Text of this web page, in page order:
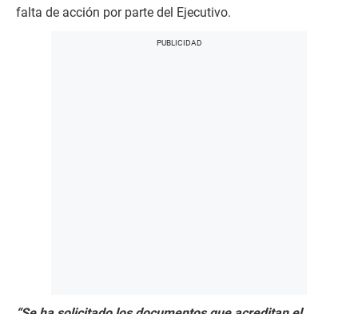
falta de acción por parte del Ejecutivo.